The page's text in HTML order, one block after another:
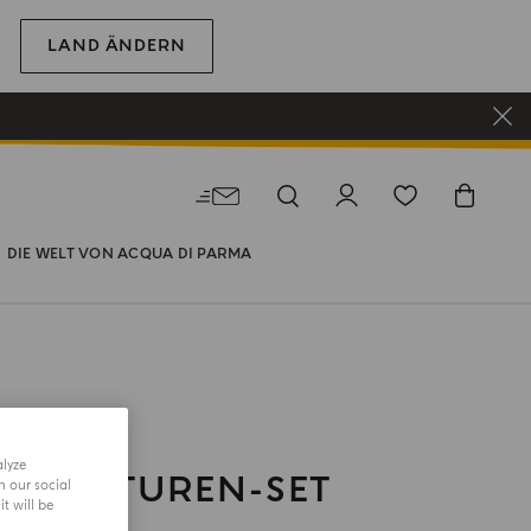
LAND ÄNDERN
DIE WELT VON ACQUA DI PARMA
SET
our social
will be